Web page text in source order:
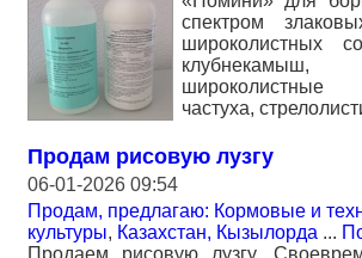
спектром
широколистных
частуха,
Продам рисовую лузгу
06-01-2026 09:54
Продам, предлагаю: Кормовые и
культуры, Казахстан, Кызылорда ...
Продаем рисовую лузгу.